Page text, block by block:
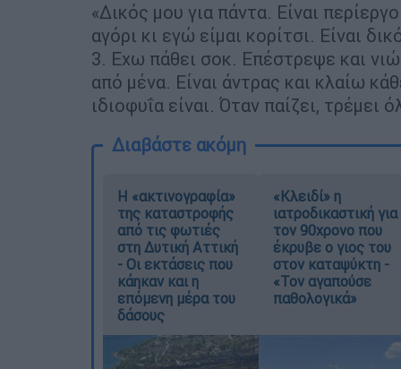
«Δικός μου για πάντα. Είναι
αγόρι κι εγώ είμαι κορίτσι. Είναι
3. Εχω πάθει σοκ. Επέστρεψε και
από μένα. Είναι άντρας και κλαίω
ιδιοφυΐα είναι. Όταν παίζει, τρέμει
Διαβάστε ακόμη
Η «ακτινογραφία»
της καταστροφής
από τις φωτιές
στη Δυτική Αττική
- Οι εκτάσεις που
κάηκαν και η
επόμενη μέρα του
δάσους
«Κλειδί» η
ιατροδικαστική για
τον 90χρονο που
έκρυβε ο γιος του
στον καταψύκτη -
«Τον αγαπούσε
παθολογικά»